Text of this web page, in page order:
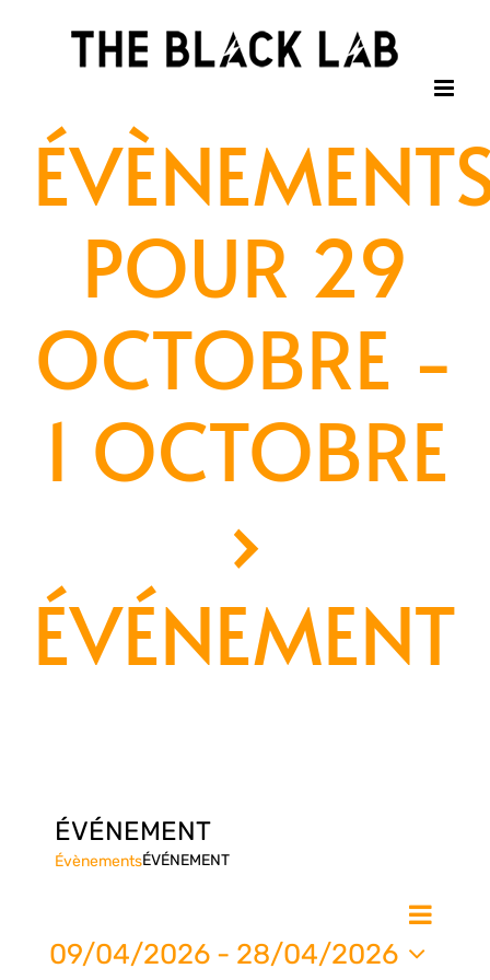
POUR 29
OCTOBRE -
1 OCTOBRE
›
ÉVÉNEMENT
ÉVÉNEMENT
ÉvènementsÉVÉNEMENT
de
Liste
09/04/2026 - 28/04/2026